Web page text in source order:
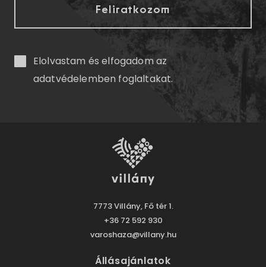
Elolvastam és elfogadom az
adatvédelemben foglaltakat.
7773 Villány, Fő tér 1.
+36 72 592 930
varoshaza@villany.hu
Állásajánlatok